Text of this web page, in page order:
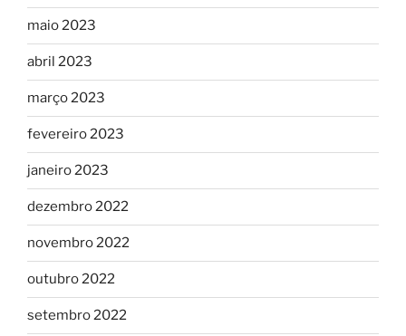
maio 2023
abril 2023
março 2023
fevereiro 2023
janeiro 2023
dezembro 2022
novembro 2022
outubro 2022
setembro 2022